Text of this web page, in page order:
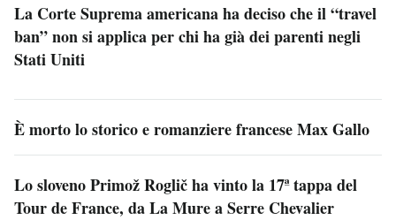
La Corte Suprema americana ha deciso che il “travel
ban” non si applica per chi ha già dei parenti negli
Stati Uniti
È morto lo storico e romanziere francese Max Gallo
Lo sloveno Primož Roglič ha vinto la 17ª tappa del
Tour de France, da La Mure a Serre Chevalier